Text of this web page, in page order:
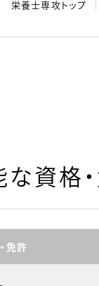
栄養士専攻トップ
資格
免許